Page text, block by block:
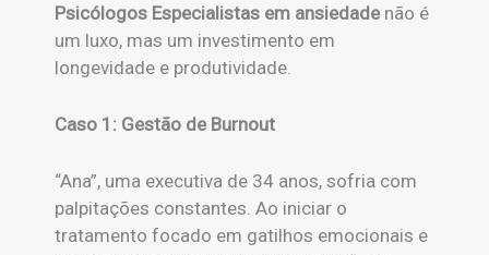
Psicólogos Especialistas em ansiedadenão é
um luxo, mas um investimento em
longevidade e produtividade.
Caso 1: Gestão de Burnout
“Ana”, uma executiva de 34 anos, sofria com
palpitações constantes. Ao iniciar o
tratamento focado em gatilhos emocionais e